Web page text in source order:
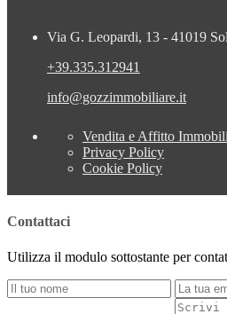
Via G. Leopardi, 13 - 41019
+39.335.312941
info@gozzimmobiliare.it
Vendita e Affitto
Privacy Policy
Cookie Policy
Contattaci
Utilizza il modulo sottostante per